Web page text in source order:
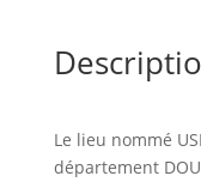
Le lieu nommé
département